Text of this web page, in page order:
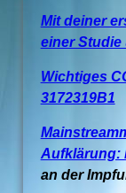
Mit deiner
einer Studie
Wichtiges
3172319B1
Aufklärung:
an der